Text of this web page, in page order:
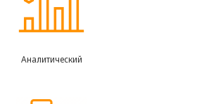
Аналитический